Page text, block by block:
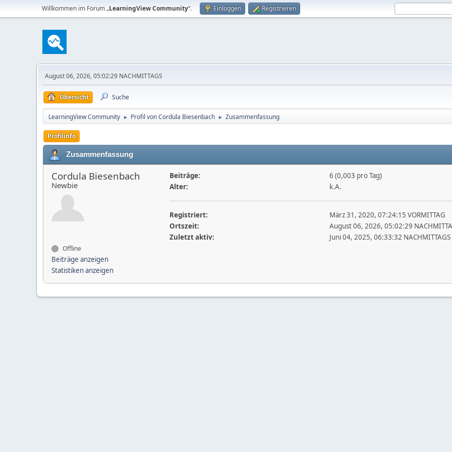
Willkommen im Forum „LearningView Community“. Einloggen Registrieren
August 06, 2026, 05:02:29 NACHMITTAGS
Übersicht Suche
LearningView Community ► Profil von Cordula Biesenbach ► Zusammenfassung
Profilinfo
Zusammenfassung
Cordula Biesenbach
Newbie
Offline
Beiträge anzeigen
Statistiken anzeigen
Beiträge:
6 (0,003 pro Tag)
Alter:
k.A.
Registriert:
März 31, 2020, 07:24:15 VORMITTAG
Ortszeit:
August 06, 2026, 05:02:29
Zuletzt aktiv:
Juni 04, 2025, 06:33:32 NACHMITTAGS